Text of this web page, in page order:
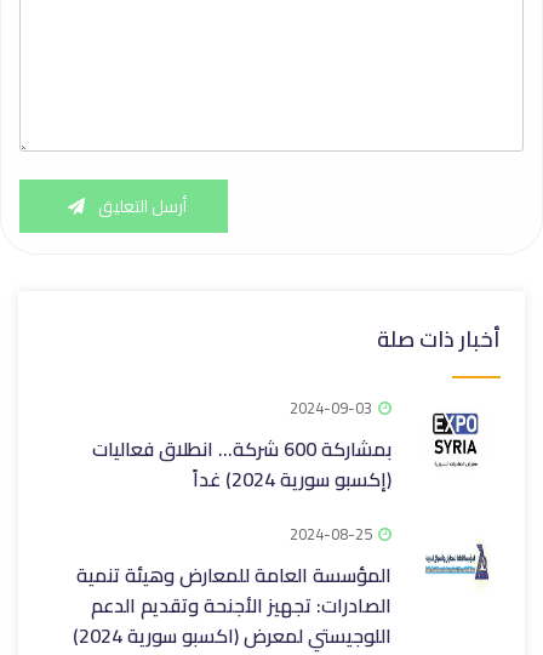
أرسل التعليق
أخبار ذات صلة
2024-09-03
بمشاركة 600 شركة… انطلاق فعاليات
(إكسبو سورية 2024) غداً
2024-08-25
المؤسسة العامة للمعارض وهيئة تنمية
الصادرات: تجهيز الأجنحة وتقديم الدعم
اللوجيستي لمعرض (اكسبو سورية 2024)